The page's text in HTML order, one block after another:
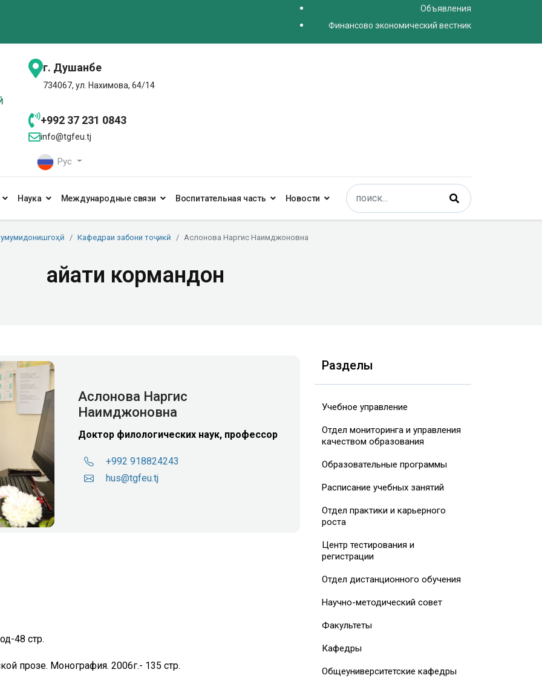
Объявления
Финансово экономический вестник
г. Душанбе
734067, ул. Нахимова, 64/14
+992 37 231 0843
info@tgfeu.tj
Рус
Наука Международные связи Воспитательная часть Новости
Поиск
Type 2 or more characters for results.
Кафедраи забони тоҷикӣ Аслонова Наргис Наимджоновна
Ҳайати кормандон
Аслонова Наргис
Наимджоновна
Доктор филологических наук, профессор
+992 918824243
hus@tgfeu.tj
48 стр.
прозе. Монография. 2006г.- 135 стр.
Разделы
Учебное управление
Отдел мониторинга и управления
качеством образования
Образовательные программы
Расписание учебных занятий
Отдел практики и карьерного
роста
Центр тестирования и
регистрации
Отдел дистанционного обучения
Научно-методический совет
Факультеты
Кафедры
Общеуниверситетские кафедры